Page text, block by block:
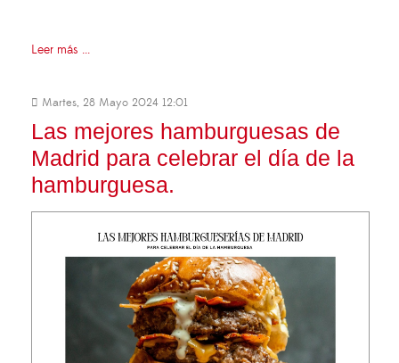
Leer más ...
Martes, 28 Mayo 2024 12:01
Las mejores hamburguesas de
Madrid para celebrar el día de la
hamburguesa.